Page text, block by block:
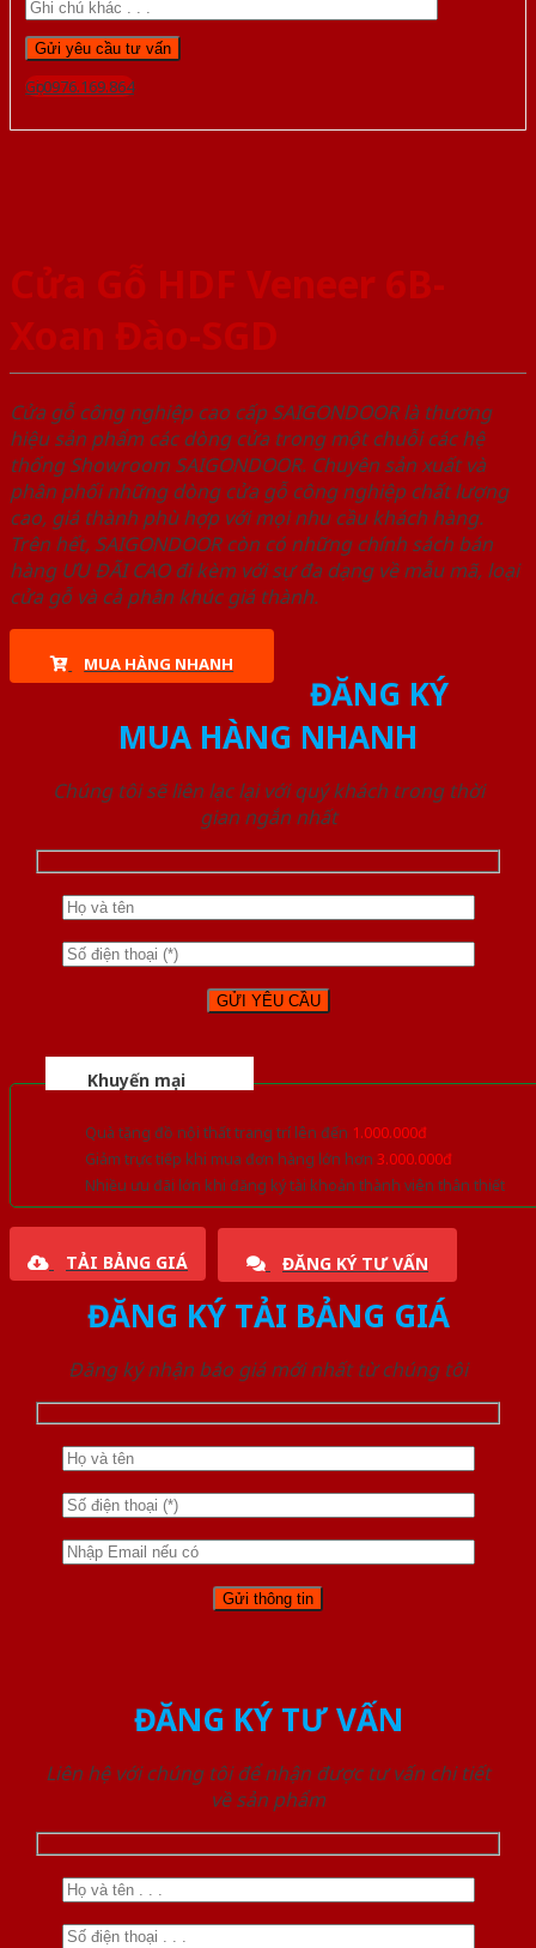
Gọi 0976.169.864
Cửa Gỗ HDF Veneer 6B-
Xoan Đào-SGD
Cửa gỗ công nghiệp cao cấp SAIGONDOOR là thương
hiệu sản phẩm các dòng cửa trong một chuỗi các hệ
thống Showroom SAIGONDOOR. Chuyên sản xuất và
phân phối những dòng cửa gỗ công nghiệp chất lượng
cao, giá thành phù hợp với mọi nhu cầu khách hàng.
Trên hết, SAIGONDOOR còn có những chính sách bán
hàng ƯU ĐÃI CAO đi kèm với sự đa dạng về mẫu mã, loại
cửa gỗ và cả phân khúc giá thành.
MUA HÀNG NHANH
ĐĂNG KÝ
MUA HÀNG NHANH
Chúng tôi sẽ liên lạc lại với quý khách trong thời
gian ngắn nhất
Khuyến mại
Quà tặng đồ nội thất trang trí lên đến 1.000.000đ
Giảm trực tiếp khi mua đơn hàng lớn hơn 3.000.000đ
Nhiều ưu đãi lớn khi đăng ký tài khoản thành viên thân thiết
TẢI BẢNG GIÁ ĐĂNG KÝ TƯ VẤN
ĐĂNG KÝ TẢI BẢNG GIÁ
Đăng ký nhận báo giá mới nhất từ chúng tôi
ĐĂNG KÝ TƯ VẤN
Liên hệ với chúng tôi để nhận được tư vấn chi tiết
về sản phẩm